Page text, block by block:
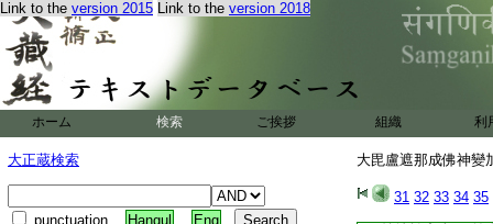
Link to the version 2015 Link to the version 2018
ホーム 検索 ご挨拶 組織 利
大正蔵検索
punctuation Hangul Eng
大毘盧遮那成佛神變
31 32 33 34 35
具不思議慧 持如
皆住蓮華上 在漫
北方地藏尊 密印
先作莊嚴座 在因
是名爲最勝 密印
復當慇懃作 上首
無量無數衆 彼諸
寶作於寶上 三股